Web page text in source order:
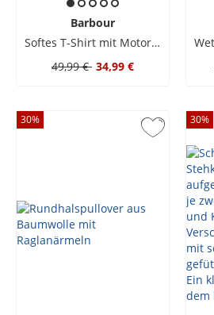
Barbour
Softes T-Shirt mit Motorad-Motiv
49,99 € 34,99 €
30% 30%